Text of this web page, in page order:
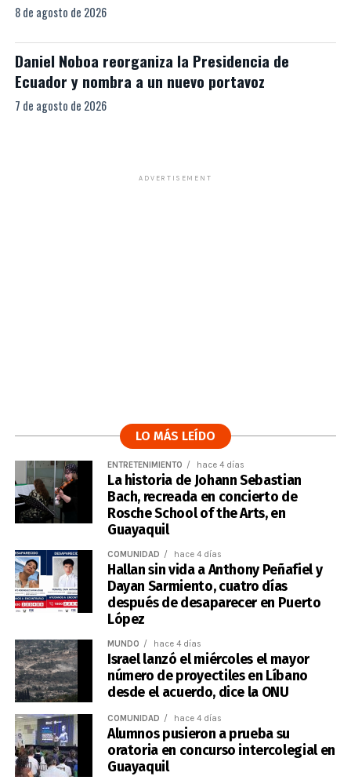
8 de agosto de 2026
Daniel Noboa reorganiza la Presidencia de
Ecuador y nombra a un nuevo portavoz
7 de agosto de 2026
ADVERTISEMENT
LO MÁS LEÍDO
ENTRETENIMIENTO hace 4 días
La historia de Johann Sebastian
Bach, recreada en concierto de
Rosche School of the Arts, en
Guayaquil
COMUNIDAD hace 4 días
Hallan sin vida a Anthony Peñafiel y
Dayan Sarmiento, cuatro días
después de desaparecer en Puerto
López
MUNDO hace 4 días
Israel lanzó el miércoles el mayor
número de proyectiles en Líbano
desde el acuerdo, dice la ONU
COMUNIDAD hace 4 días
Alumnos pusieron a prueba su
oratoria en concurso intercolegial en
Guayaquil